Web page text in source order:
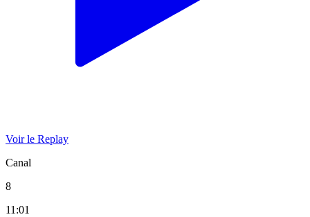
Voir le Replay
Canal
8
11:01